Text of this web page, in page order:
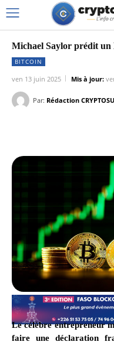
Michael Saylor prédit un
BITCOIN
ven 13 juin 2025 Mis à jour:
Par: Rédaction
Le célèbre entrepreneur
faire une déclaration